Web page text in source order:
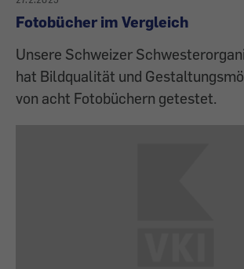
Fotobücher im Vergleich
Unsere Schweizer
hat Bildqualität und
von acht Fotobüchern getestet.